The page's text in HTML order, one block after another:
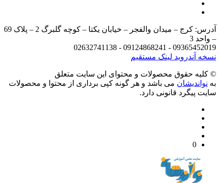
آدرس: کرج – میدان والفجر – خیابان یکتا – کوچه گلبرگ 2 – پلاک 69
3
09365452019 - 09124868241 -
آندرویدلینک مستقیم
حقوق محصولات و محتوای اين سایت متعلق
می باشد و هر گونه کپی برداری از محتوا و محصولات
پیگرد قانونی دارد.